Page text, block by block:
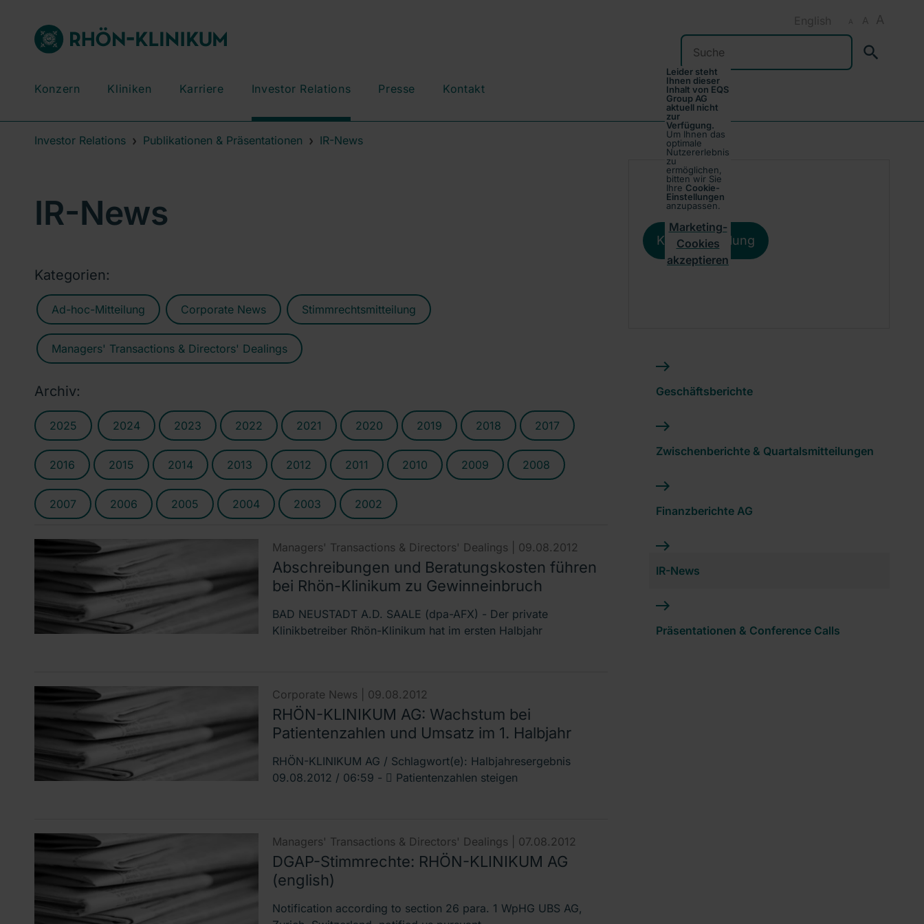
A A A
English
Suchen
Konzern Kliniken Karriere Investor Relations Presse Kontakt
Investor Relations Publikationen & Präsentationen IR-News
IR-News
Kategorien:
Ad-hoc-Mitteilung Corporate News Stimmrechtsmitteilung
Managers' Transactions & Directors' Dealings
Archiv:
2025 2024 2023 2022 2021 2020 2019 2018 2017
2016 2015 2014 2013 2012 2011 2010 2009 2008
2007 2006 2005 2004 2003 2002
Managers' Transactions & Directors' Dealings | 09.08.2012
Abschreibungen und Beratungskosten führen
bei Rhön-Klinikum zu Gewinneinbruch
BAD NEUSTADT A.D. SAALE (dpa-AFX) - Der private
Klinikbetreiber Rhön-Klinikum hat im ersten Halbjahr
Corporate News | 09.08.2012
RHÖN-KLINIKUM AG: Wachstum bei
Patientenzahlen und Umsatz im 1. Halbjahr
RHÖN-KLINIKUM AG / Schlagwort(e): Halbjahresergebnis
09.08.2012 / 06:59 -  Patientenzahlen steigen
Managers' Transactions & Directors' Dealings | 07.08.2012
DGAP-Stimmrechte: RHÖN-KLINIKUM AG
(english)
Notification according to section 26 para. 1 WpHG UBS AG,
Leider steht
Ihnen dieser
Inhalt von EQS
Group AG
aktuell nicht
zur
Verfügung.
Um Ihnen das
optimale
Nutzererlebnis
zu
ermöglichen,
bitten wir Sie
Ihre Cookie-
Einstellungen
anzupassen.
Marketing-
Cookies
akzeptieren
Kursentwicklung
Geschäftsberichte
Zwischenberichte & Quartalsmitteilungen
Finanzberichte AG
IR-News
Präsentationen & Conference Calls